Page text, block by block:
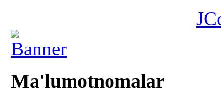
Ma'lumotnomalar